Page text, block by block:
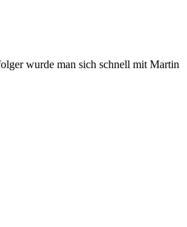
wurde man sich schnell mit Martin